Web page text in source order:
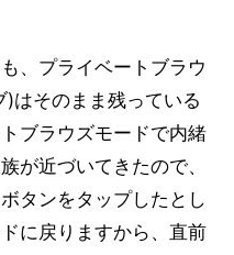
、プライベートブラウ
はそのまま残っている
ブラウズモードで内緒
が近づいてきたので、
タンをタップしたとし
に戻りますから、直前